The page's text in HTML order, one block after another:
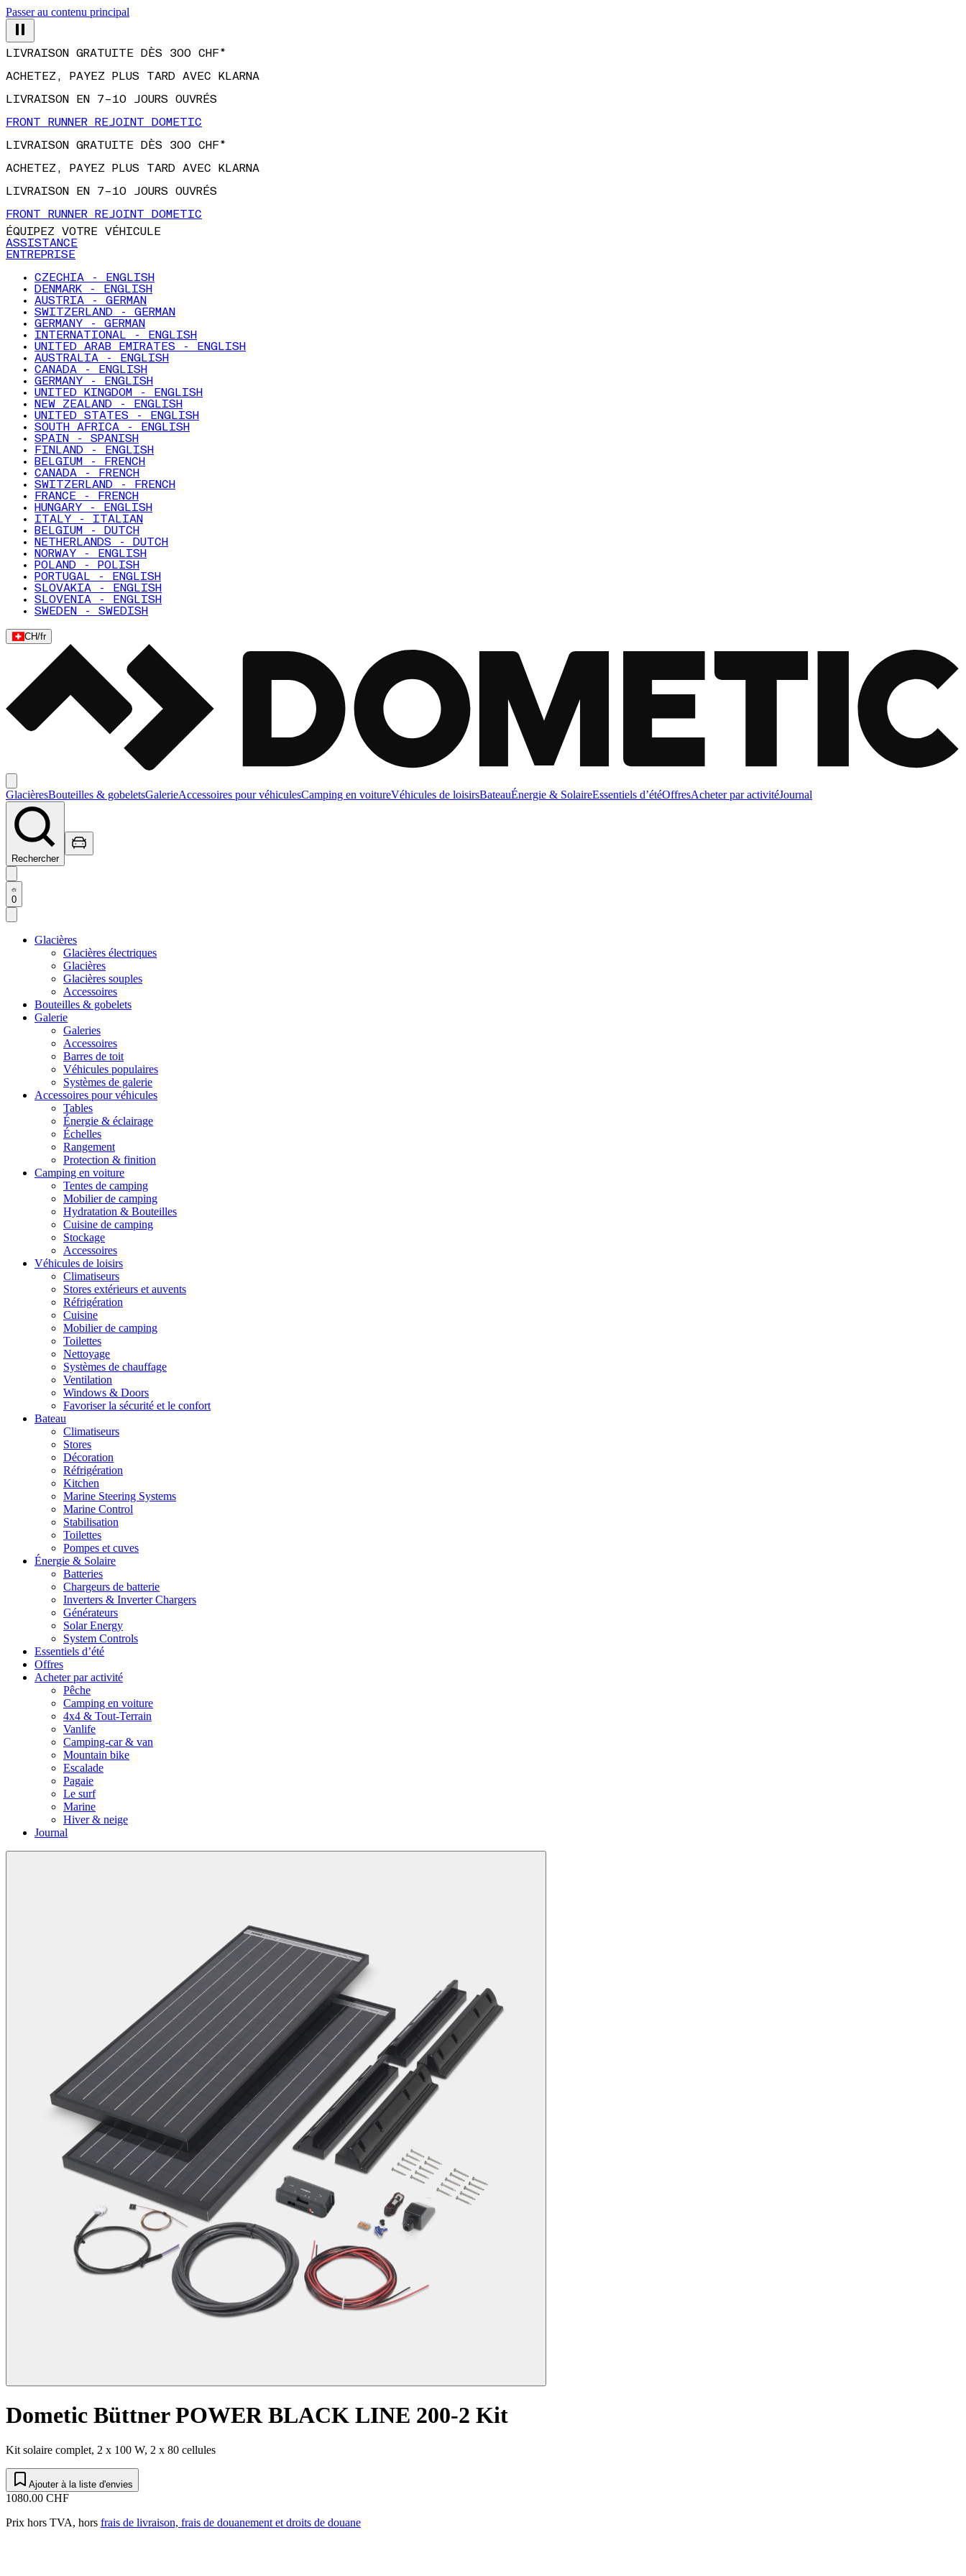
Passer au contenu principal
LIVRAISON GRATUITE DÈS 300 CHF*
ACHETEZ, PAYEZ PLUS TARD AVEC KLARNA
LIVRAISON EN 7–10 JOURS OUVRÉS
FRONT RUNNER REJOINT DOMETIC
LIVRAISON GRATUITE DÈS 300 CHF*
ACHETEZ, PAYEZ PLUS TARD AVEC KLARNA
LIVRAISON EN 7–10 JOURS OUVRÉS
FRONT RUNNER REJOINT DOMETIC
ÉQUIPEZ VOTRE VÉHICULE
ASSISTANCE
ENTREPRISE
CZECHIA - ENGLISH
DENMARK - ENGLISH
AUSTRIA - GERMAN
SWITZERLAND - GERMAN
GERMANY - GERMAN
INTERNATIONAL - ENGLISH
UNITED ARAB EMIRATES - ENGLISH
AUSTRALIA - ENGLISH
CANADA - ENGLISH
GERMANY - ENGLISH
UNITED KINGDOM - ENGLISH
NEW ZEALAND - ENGLISH
UNITED STATES - ENGLISH
SOUTH AFRICA - ENGLISH
SPAIN - SPANISH
FINLAND - ENGLISH
BELGIUM - FRENCH
CANADA - FRENCH
SWITZERLAND - FRENCH
FRANCE - FRENCH
HUNGARY - ENGLISH
ITALY - ITALIAN
BELGIUM - DUTCH
NETHERLANDS - DUTCH
NORWAY - ENGLISH
POLAND - POLISH
PORTUGAL - ENGLISH
SLOVAKIA - ENGLISH
SLOVENIA - ENGLISH
SWEDEN - SWEDISH
CH/fr
GlacièresBouteilles & gobeletsGalerieAccessoires pour véhiculesCamping en voitureVéhicules de loisirsBateauÉnergie & SolaireEssentiels d’étéOffresAcheter par activitéJournal
Rechercher
0
Glacières
Glacières électriques
Glacières
Glacières souples
Accessoires
Bouteilles & gobelets
Galerie
Galeries
Accessoires
Barres de toit
Véhicules populaires
Systèmes de galerie
Accessoires pour véhicules
Tables
Énergie & éclairage
Échelles
Rangement
Protection & finition
Camping en voiture
Tentes de camping
Mobilier de camping
Hydratation & Bouteilles
Cuisine de camping
Stockage
Accessoires
Véhicules de loisirs
Climatiseurs
Stores extérieurs et auvents
Réfrigération
Cuisine
Mobilier de camping
Toilettes
Nettoyage
Systèmes de chauffage
Ventilation
Windows & Doors
Favoriser la sécurité et le confort
Bateau
Climatiseurs
Stores
Décoration
Réfrigération
Kitchen
Marine Steering Systems
Marine Control
Stabilisation
Toilettes
Pompes et cuves
Énergie & Solaire
Batteries
Chargeurs de batterie
Inverters & Inverter Chargers
Générateurs
Solar Energy
System Controls
Essentiels d’été
Offres
Acheter par activité
Pêche
Camping en voiture
4x4 & Tout-Terrain
Vanlife
Camping-car & van
Mountain bike
Escalade
Pagaie
Le surf
Marine
Hiver & neige
Journal
Dometic Büttner POWER BLACK LINE 200-2 Kit
Kit solaire complet, 2 x 100 W, 2 x 80 cellules
Ajouter à la liste d'envies
1080.00 CHF
Prix hors TVA, hors frais de livraison, frais de douanement et droits de douane